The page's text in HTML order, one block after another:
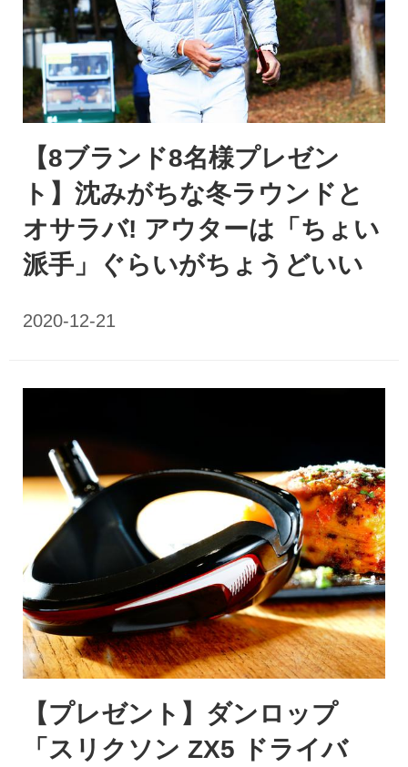
【8ブランド8名様プレゼン
ト】沈みがちな冬ラウンドと
オサラバ! アウターは「ちょい
派手」ぐらいがちょうどいい
【プレゼント】ダンロップ
「スリクソン ZX5 ドライバ